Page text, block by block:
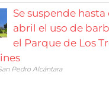
Se suspende hasta
abril el uso de
el Parque de Los
Pedro Alcántara